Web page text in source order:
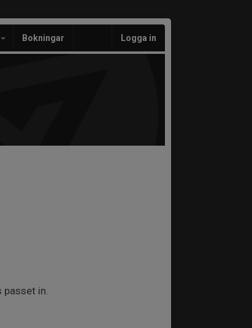
Bokningar Logga in
passet in.